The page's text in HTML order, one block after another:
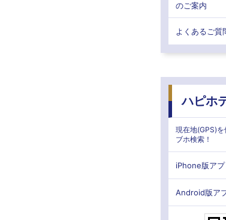
のご案内
よくあるご質
ハピホ
現在地(GPS)
ブホ検索！
iPhone版アプ
Android版ア